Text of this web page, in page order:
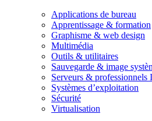
Applications de bureau
Apprentissage & formation
Graphisme & web design
Multimédia
Outils & utilitaires
Sauvegarde & image
Serveurs & professionnels
Systèmes d’exploitation
Sécurité
Virtualisation